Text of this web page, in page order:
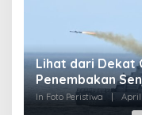
Lihat dari Dekat
Penembakan
In Foto Peristiwa April